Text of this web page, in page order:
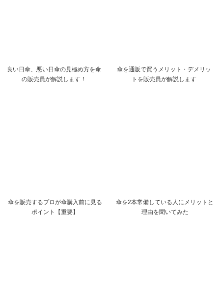
良い日傘、悪い日傘の見極め方を傘
の販売員が解説します！
傘を通販で買うメリット・デメリッ
トを販売員が解説します
傘を販売するプロが傘購入前に見る
ポイント【重要】
傘を2本常備している人にメリットと
理由を聞いてみた